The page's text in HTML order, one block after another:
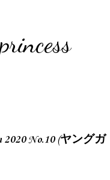
2020 No.10 (ヤングガ